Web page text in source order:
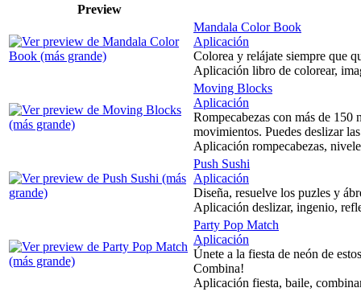
Preview
Mandala Color Book
Aplicación
Colorea y relájate siempre que
Aplicación libro de colorear,
Moving Blocks
Aplicación
Rompecabezas con más de 150
movimientos. Puedes deslizar
Aplicación rompecabezas,
Push Sushi
Aplicación
Diseña, resuelve los puzles y
Aplicación deslizar, ingenio,
Party Pop Match
Aplicación
Únete a la fiesta de neón de
Combina!
Aplicación fiesta, baile,